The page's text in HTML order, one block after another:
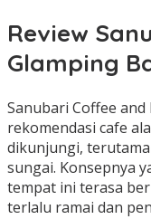
Review
Glamping
Sanubari Coffee
rekomendasi cafe
dikunjungi,
sungai. Konsepnya
tempat ini terasa
terlalu ramai dan